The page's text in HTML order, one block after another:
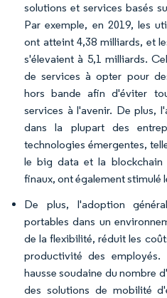
solutions et services basés
Par exemple, en 2019, les
ont atteint 4,38 milliards, et
s'élevaient à 5,1 milliards.
de services à opter pour
hors bande afin d'éviter
services à l'avenir. De plus,
dans la plupart des
technologies émergentes,
le big data et la blockchain
finaux, ont également stimulé
De plus, l'adoption
portables dans un
de la flexibilité, réduit les
productivité des
hausse soudaine du nombre
des solutions de mobilité